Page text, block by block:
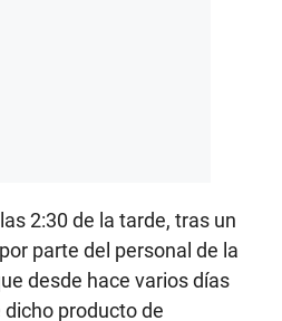
2:30 de la tarde, tras un
parte del personal de la
desde hace varios días
producto de